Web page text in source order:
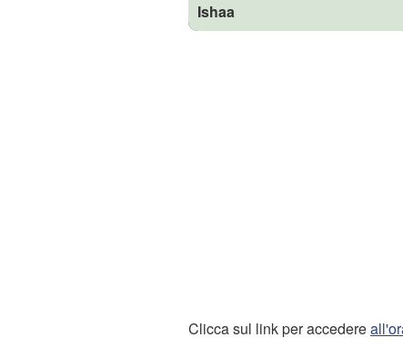
Ishaa
Clicca sul link per accedere